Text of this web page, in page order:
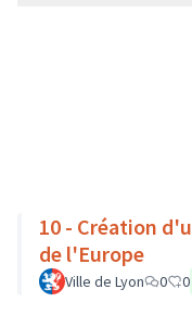
10 - Création
de l'Europe
Ville de Lyon 0 0